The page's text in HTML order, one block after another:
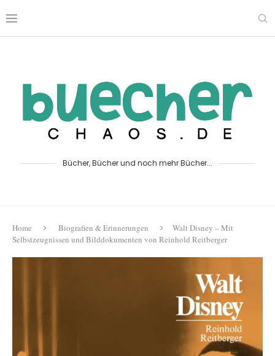
Bücher, Bücher und noch mehr Bücher...
Home Biografien & Erinnerungen
Walt Disney – Mit
Selbstzeugnissen und Bilddokumenten von Reinhold Reitberger